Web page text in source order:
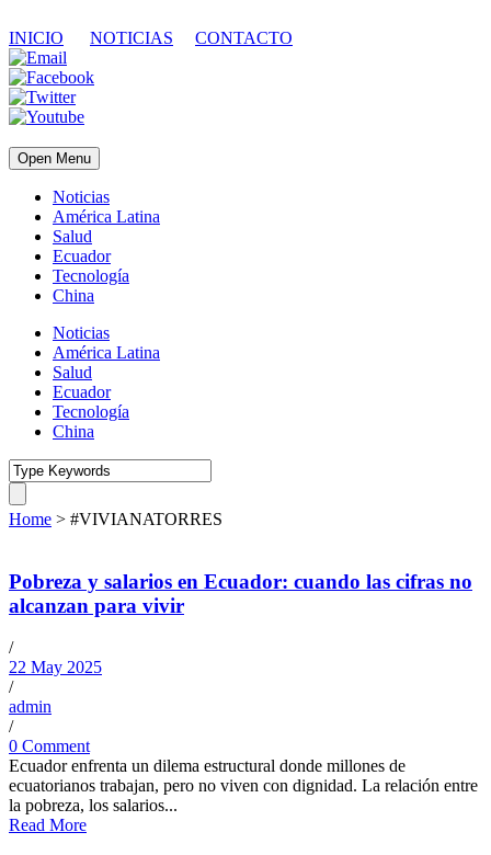
INICIO NOTICIAS CONTACTO
Open Menu
Noticias
América Latina
Salud
Ecuador
Tecnología
China
Noticias
América Latina
Salud
Ecuador
Tecnología
China
Home > #VIVIANATORRES
Pobreza y salarios en Ecuador: cuando las cifras no
alcanzan para vivir
/
22 May 2025
/
admin
/
0 Comment
Ecuador enfrenta un dilema estructural donde millones de
ecuatorianos trabajan, pero no viven con dignidad. La relación entre
la pobreza, los salarios...
Read More